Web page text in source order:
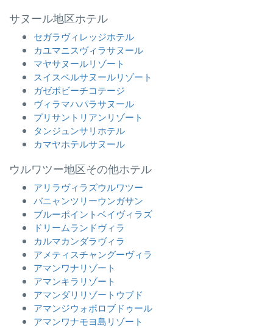
サヌール地区ホテル
セガラヴィレッジホテル
カユマニスヴィラサヌール
マヤサヌールリゾート
スイスベルサヌールリゾート
ガゼボビーチコテージ
ヴィラマハパラサヌール
プリサントリアンリゾート
タンジュンサリホテル
カマヤホテルサヌール
ウルワツー地区その他ホテル
アリラヴィラズウルワツー
バニャンツリーウンガサン
ブルーポイントベイヴィラズ
ドリームランドヴィラ
カルマカンダラヴィラ
アメティスチャングーヴィラ
アマンワナリゾート
アマンキラリゾート
アマンダリリゾートウブド
アマンジウォボロブドゥール
アマンワナモヨ島リゾート